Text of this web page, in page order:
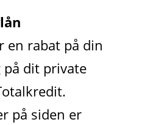
en rabat på din
dit private
på siden er